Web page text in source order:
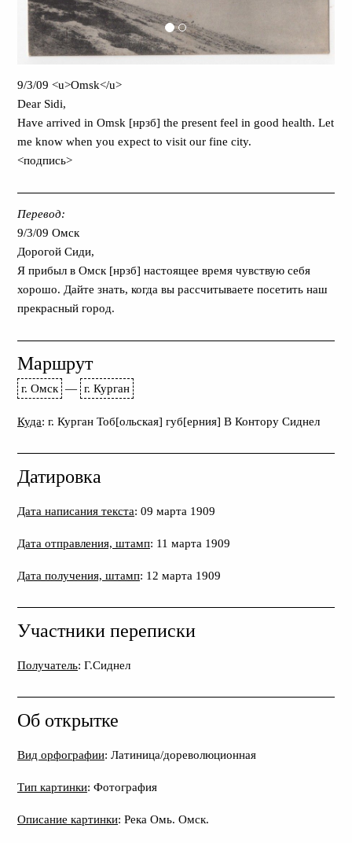
9/3/09 <u>Omsk</u>
Dear Sidi,
Have arrived in Omsk [нрзб] the present feel in good health. Let
me know when you expect to visit our fine city.
<подпись>
Перевод:
9/3/09 Омск
Дорогой Сиди,
Я прибыл в Омск [нрзб] настоящее время чувствую себя
хорошо. Дайте знать, когда вы рассчитываете посетить наш
прекрасный город.
Маршрут
г. Омск — г. Курган
Куда: г. Курган Тоб[ольская] губ[ерния] В Контору Сиднел
Датировка
Дата написания текста: 09 марта 1909
Дата отправления, штамп: 11 марта 1909
Дата получения, штамп: 12 марта 1909
Участники переписки
Получатель: Г.Сиднел
Об открытке
Вид орфографии: Латиница/дореволюционная
Тип картинки: Фотография
Описание картинки: Река Омь. Омск.